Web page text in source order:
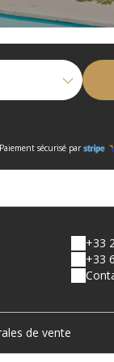
Paiement sécurisé par
+33
+33
de vente